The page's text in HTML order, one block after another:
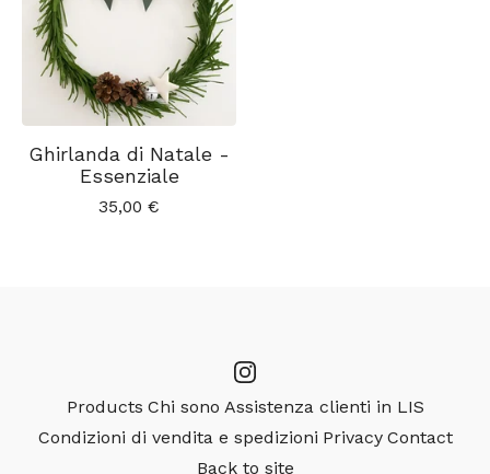
Ghirlanda di Natale -
Essenziale
35,00 €
Products Chi sono Assistenza clienti in LIS
Condizioni di vendita e spedizioni Privacy Contact
Back to site